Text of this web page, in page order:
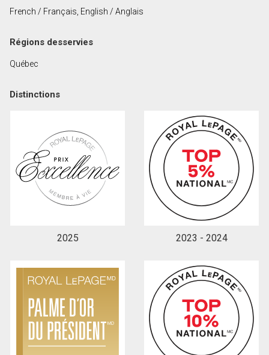
Nom
(Optionnel)
En cliquant sur le bouton « soumettre », vous
consentez à nos conditions d'utilisation et vous
nous fournissez l'autorisation écrite de
communiquer avec vous.
French / Français, English / Anglais
Régions desservies
Québec
Distinctions
2025 2023 - 2024